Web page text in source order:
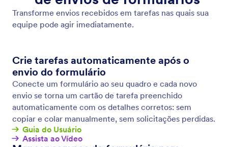
Salvar e Continuar mais Tarde
Transforme envios incompletos nos dados que você
precisa. Permita que usuários salvem suas respostas
ao seu formulário e retornem para completar seus
envios mais tarde.